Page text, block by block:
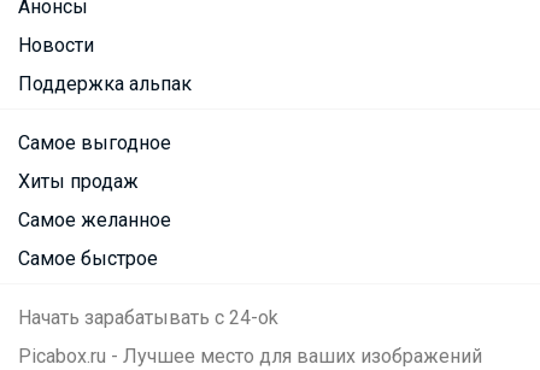
Анонсы
Новости
Поддержка альпак
Самое выгодное
Хиты продаж
Самое желанное
Самое быстрое
Начать зарабатывать с 24-ok
Picabox.ru - Лучшее место для ваших изображений